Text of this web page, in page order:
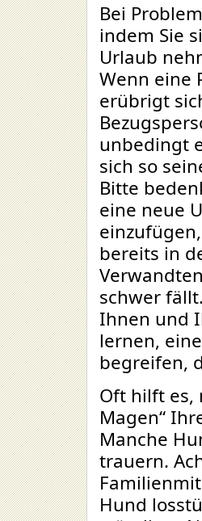
Bei
indem Sie
Urlaub
Wenn eine
erübrigt
unbedingt
sich so
Bitte
eine neue
bereits in
schwer
Ihnen und
lernen,
begreifen,
Oft hilft es,
Magen“
Manche
trauern.
Hund